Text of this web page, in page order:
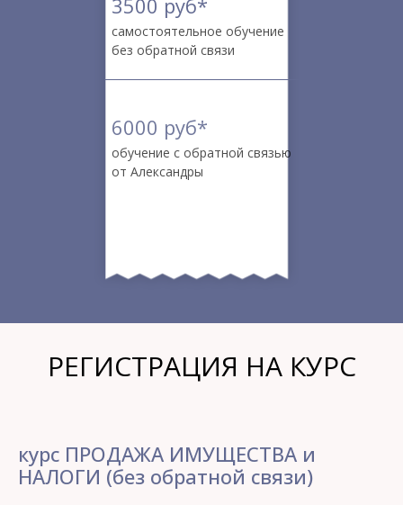
3500 руб*
6000 руб*
обучение с обратной связью
от Александры
самостоятельное обучение
без обратной связи
РЕГИСТРАЦИЯ НА КУРС
курс ПРОДАЖА ИМУЩЕСТВА и
НАЛОГИ (без обратной связи)